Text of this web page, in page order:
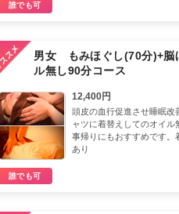
誰でも可
男女 もみほぐし(70分)+脳
ル無し90分コース
12,400円
頭皮の血行促進させ睡眠改
ャツに着替えしてのオイ
事帰りにもおすすめです。
あり
誰でも可